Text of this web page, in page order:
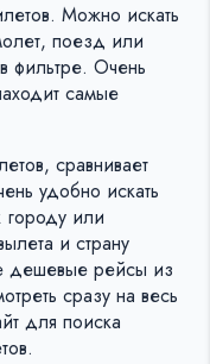
Можно искать
поезд или
фильтре. Очень
самые
сравнивает
удобно искать
городу или
и страну
дешевые рейсы из
сразу на весь
для поиска